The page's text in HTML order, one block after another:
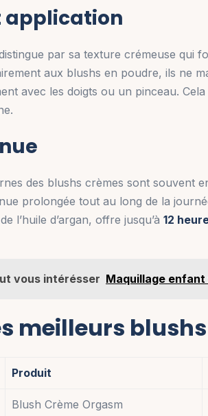
application
par sa texture crémeuse qui
aux blushs en poudre, ils ne
avec les doigts ou un pinceau.
des blushs crèmes sont souvent
prolongée tout au long de la
l’huile d’argan, offre jusqu’à 12
vous intérésser Maquillage
meilleurs
Produit
Blush Crème Orgasm